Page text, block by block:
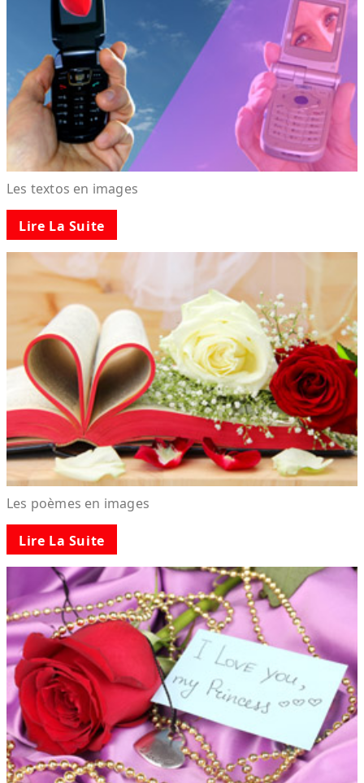
Les textos en images
Lire La Suite
Les poèmes en images
Lire La Suite